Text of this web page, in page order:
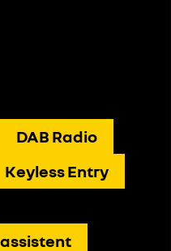
DAB Radio
Keyless Entry